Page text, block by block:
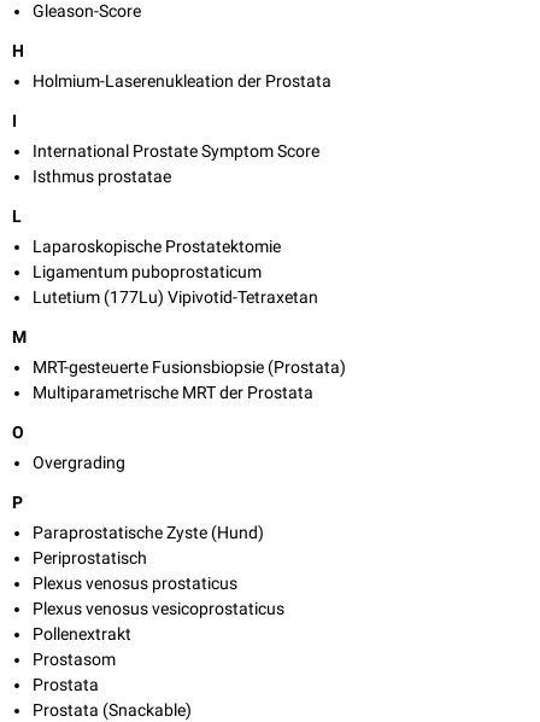
Gleason-Score
H
Holmium-Laserenukleation der Prostata
I
International Prostate Symptom Score
Isthmus prostatae
L
Laparoskopische Prostatektomie
Ligamentum puboprostaticum
Lutetium (177Lu) Vipivotid-Tetraxetan
M
MRT-gesteuerte Fusionsbiopsie (Prostata)
Multiparametrische MRT der Prostata
O
Overgrading
P
Paraprostatische Zyste (Hund)
Periprostatisch
Plexus venosus prostaticus
Plexus venosus vesicoprostaticus
Pollenextrakt
Prostasom
Prostata
Prostata (Snackable)